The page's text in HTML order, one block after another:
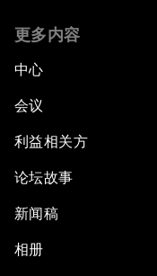
What If: Your
Partnering for
Welcome to the
Opening Plenary
更多内容
中心
会议
利益相关方
论坛故事
新闻稿
相册